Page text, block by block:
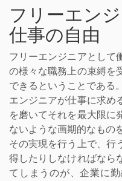
フリーエン
仕事の自由
フリーエンジニアとして
の様々な職務上の束縛を
できるということである。
エンジニアが仕事に求め
を磨いてそれを最大限に
ないような画期的なもの
その実現を行う上で、行
得したりしなければなら
てしまうのが、企業に